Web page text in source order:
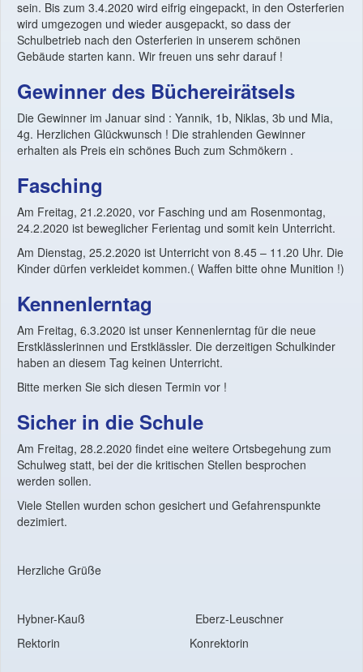
sein. Bis zum 3.4.2020 wird eifrig eingepackt, in den Osterferien
wird umgezogen und wieder ausgepackt, so dass der
Schulbetrieb nach den Osterferien in unserem schönen
Gebäude starten kann. Wir freuen uns sehr darauf !
Gewinner des Büchereirätsels
Die Gewinner im Januar sind : Yannik, 1b, Niklas, 3b und Mia,
4g. Herzlichen Glückwunsch ! Die strahlenden Gewinner
erhalten als Preis ein schönes Buch zum Schmökern .
Fasching
Am Freitag, 21.2.2020, vor Fasching und am Rosenmontag,
24.2.2020 ist beweglicher Ferientag und somit kein Unterricht.
Am Dienstag, 25.2.2020 ist Unterricht von 8.45 – 11.20 Uhr. Die
Kinder dürfen verkleidet kommen.( Waffen bitte ohne Munition !)
Kennenlerntag
Am Freitag, 6.3.2020 ist unser Kennenlerntag für die neue
Erstklässlerinnen und Erstklässler. Die derzeitigen Schulkinder
haben an diesem Tag keinen Unterricht.
Bitte merken Sie sich diesen Termin vor !
Sicher in die Schule
Am Freitag, 28.2.2020 findet eine weitere Ortsbegehung zum
Schulweg statt, bei der die kritischen Stellen besprochen
werden sollen.
Viele Stellen wurden schon gesichert und Gefahrenspunkte
dezimiert.
Herzliche Grüße
Hybner-Kauß Eberz-Leuschner
Rektorin Konrektorin